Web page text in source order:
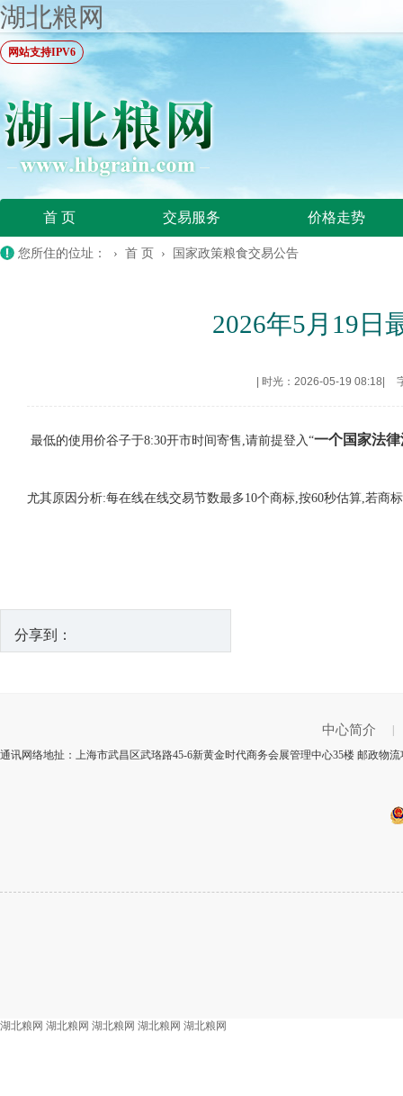
湖北粮网
网站支持IPV6
首 页 交易服务 价格走势
您所住的位址： › 首 页 › 国家政策粮食交易公告
2026年5月19日
时光：2026-05-19 08:18
最低的使用价谷子于8:30开市时间寄售,请前提登入“一个国家法
尤其原因分析:每在线在线交易节数最多10个商标,按60秒估算,若商
分享到：
中心简介
通讯网络地扯：上海市武昌区武珞路45-6新黄金时代商务会展管理中心35楼 邮政物
湖北粮网 湖北粮网 湖北粮网 湖北粮网 湖北粮网